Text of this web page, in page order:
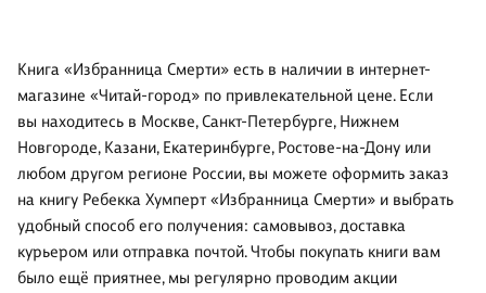
Книга «Избранница Смерти» есть в наличии в интернет-
магазине «Читай-город» по привлекательной цене. Если
вы находитесь в Москве, Санкт-Петербурге, Нижнем
Новгороде, Казани, Екатеринбурге, Ростове-на-Дону или
любом другом регионе России, вы можете оформить заказ
на книгу Ребекка Хумперт «Избранница Смерти» и выбрать
удобный способ его получения: самовывоз, доставка
курьером или отправка почтой. Чтобы покупать книги вам
было ещё приятнее, мы регулярно проводим акции